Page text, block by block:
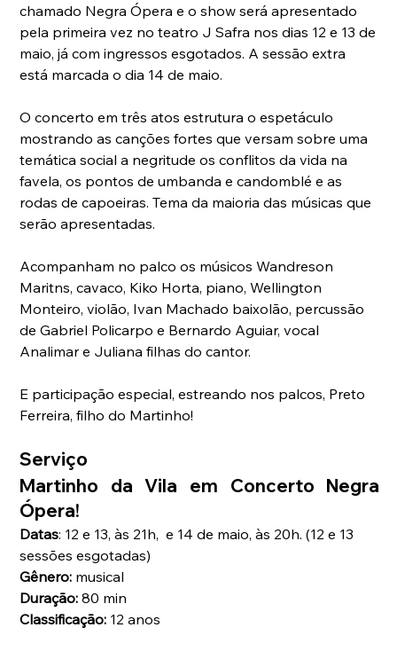
chamado Negra Ópera e o show será apresentado
pela primeira vez no teatro J Safra nos dias 12 e 13 de
maio, já com ingressos esgotados. A sessão extra
está marcada o dia 14 de maio.
O concerto em três atos estrutura o espetáculo
mostrando as canções fortes que versam sobre uma
temática social a negritude os conflitos da vida na
favela, os pontos de umbanda e candomblé e as
rodas de capoeiras. Tema da maioria das músicas que
serão apresentadas.
Acompanham no palco os músicos Wandreson
Maritns, cavaco, Kiko Horta, piano, Wellington
Monteiro, violão, Ivan Machado baixolão, percussão
de Gabriel Policarpo e Bernardo Aguiar, vocal
Analimar e Juliana filhas do cantor.
E participação especial, estreando nos palcos, Preto
Ferreira, filho do Martinho!
Serviço
Martinho da Vila em Concerto Negra
Ópera!
Datas: 12 e 13, às 21h,  e 14 de maio, às 20h. (12 e 13
sessões esgotadas)
Gênero: musical
Duração: 80 min
Classificação: 12 anos